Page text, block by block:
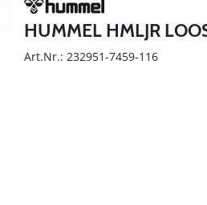
HUMMEL HMLJR
Art.Nr.: 232951-7459-116